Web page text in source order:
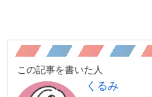
この記事を書いた人
くるみ